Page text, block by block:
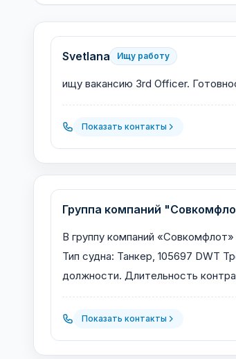
Svetlana Ищу работу
ищу вакансию 3rd Officer.
Показать контакты
Группа компаний
В группу компаний
Тип судна: Танкер, 105697 DWT
должности. Длительность
Показать контакты